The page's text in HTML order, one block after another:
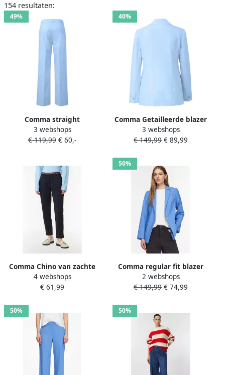
154 resultaten:
49%
Comma straight
regular waist pantalon
lichtblauw
3 webshops
€ 119,99 € 60,-
40%
Comma Getailleerde blazer
met klepzakken Blue Dames
3 webshops
€ 149,99 € 89,99
Comma Chino van zachte
katoenmix met stretch
4 webshops
€ 61,99
50%
Comma regular fit blazer
van viscosemix met
klepzakken
2 webshops
€ 149,99 € 74,99
50% 50%